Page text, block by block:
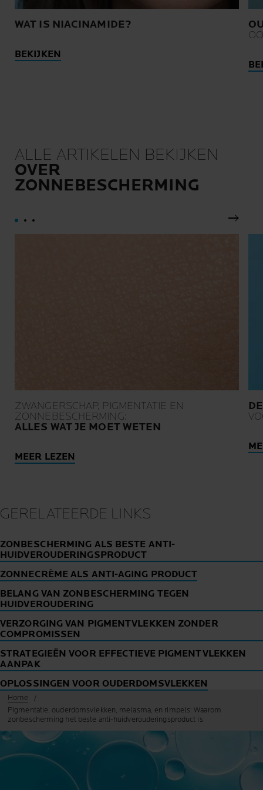
WAT IS NIACINAMIDE?
BEKIJKEN
ALLE ARTIKELEN BEKIJKEN
OVER
ZONNEBESCHERMING
ZWANGERSCHAP, PIGMENTATIE EN
ZONNEBESCHERMING:
ALLES WAT JE MOET WETEN
MEER LEZEN
GERELATEERDE LINKS
ZONBESCHERMING ALS BESTE ANTI-
HUIDVEROUDERINGSPRODUCT
ZONNECRÈME ALS ANTI-AGING PRODUCT
BELANG VAN ZONBESCHERMING TEGEN
HUIDVEROUDERING
VERZORGING VAN PIGMENTVLEKKEN ZONDER
COMPROMISSEN
STRATEGIEËN VOOR EFFECTIEVE PIGMENTVLEKKEN
AANPAK
OPLOSSINGEN VOOR OUDERDOMSVLEKKEN
Home
Pigmentatie, ouderdomsvlekken, melasma, en rimpels: Waarom
zonbescherming het beste anti-huidverouderingsproduct is